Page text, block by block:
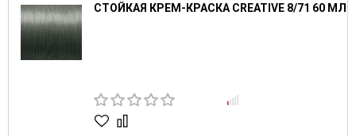
СТОЙКАЯ КРЕМ-КРАСКА CREATIVE 8/71 60 МЛ